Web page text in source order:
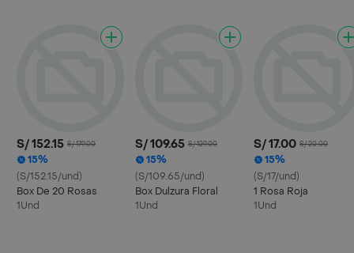
S/ 152.15 S/ 179.00
15%
(S/152.15/und)
Box De 20 Rosas
1Und
S/ 109.65 S/ 129.00
15%
(S/109.65/und)
Box Dulzura Floral
1Und
S/ 17.00 S/ 20.00
15%
(S/17/und)
1 Rosa Roja
1Und